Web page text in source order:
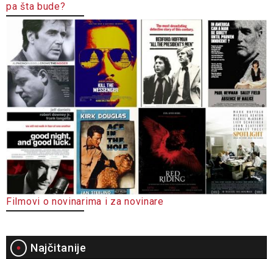
pa šta bude?
Filmovi o novinarima i za novinare
Najčitanije